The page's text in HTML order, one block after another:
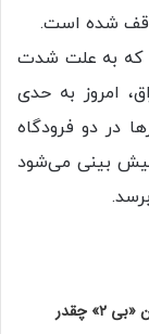
شده است.
که به علت شدت
امروز به حدی
در دو فرودگاه
پیش بینی می‌شود
هزینه یک ساعت پرواز بمب‌افکن «بی ۲»‌ چقدر